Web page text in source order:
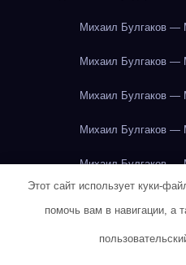
Михаил Булгаков —
Михаил Булгаков —
Михаил Булгаков —
Михаил Булгаков —
Михаил Булгаков —
Михаил Булгаков —
Этот сайт использует куки-
помочь вам в навигации, а